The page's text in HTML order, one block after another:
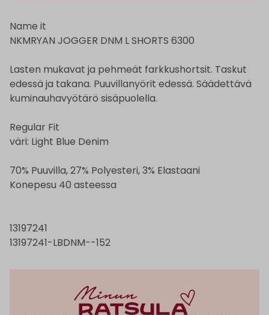
Name it
NKMRYAN JOGGER DNM L SHORTS 6300
Lasten mukavat ja pehmeät farkkushortsit. Taskut
edessä ja takana. Puuvillanyörit edessä. Säädettävä
kuminauhavyötärö sisäpuolella.
Regular Fit
väri: Light Blue Denim
70% Puuvilla, 27% Polyesteri, 3% Elastaani
Konepesu 40 asteessa
13197241
13197241-LBDNM--152